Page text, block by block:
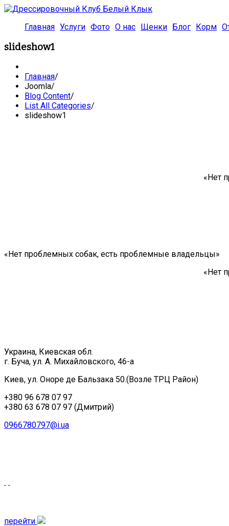
Главная Услуги Фото О нас Щенки Блог Корм
slideshow1
Главная/
Joomla/
Blog Content/
List All Categories/
slideshow1
«Нет
«Нет проблемных собак, есть проблемные владельцы»
«Нет
Украина, Киевская обл.
г. Буча, ул. А. Михайловского, 46-а
Киев, ул. Оноре де Бальзака 50.(Возле ТРЦ Район)
+380 96 678 07 97
+380 63 678 07 97 (Дмитрий)
0966780797@i.ua
перейти